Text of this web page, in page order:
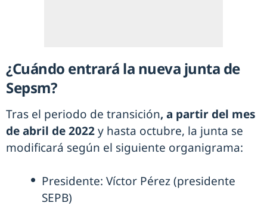
¿Cuándo entrará la nueva junta de
Sepsm?
Tras el periodo de transición, a partir del mes
de abril de 2022y hasta octubre, la junta se
modificará según el siguiente organigrama:
Presidente: Víctor Pérez (presidente
SEPB)